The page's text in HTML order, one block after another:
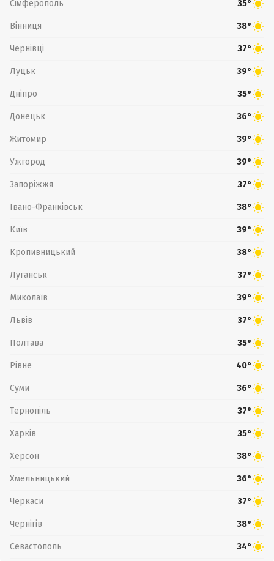
Сімферополь 35°
Вінниця 38°
Чернівці 37°
Луцьк 39°
Дніпро 35°
Донецьк 36°
Житомир 39°
Ужгород 39°
Запоріжжя 37°
Івано-Франківськ 38°
Київ 39°
Кропивницький 38°
Луганськ 37°
Миколаїв 39°
Львів 37°
Полтава 35°
Рівне 40°
Суми 36°
Тернопіль 37°
Харків 35°
Херсон 38°
Хмельницький 36°
Черкаси 37°
Чернігів 38°
Севастополь 34°